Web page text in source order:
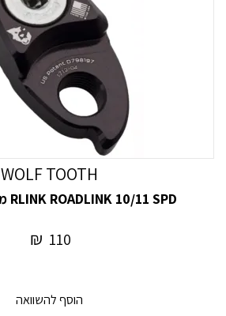
WOLF TOOTH
RLINK ROADLINK 10/11 SPD מנטרל הילוכים
110
₪
הוסף להשוואה